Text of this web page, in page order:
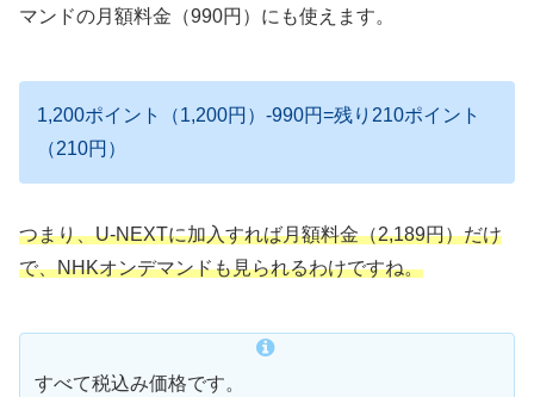
マンドの月額料金（990円）にも使えます。
1,200ポイント（1,200円）-990円=残り210ポイント
（210円）
つまり、U-NEXTに加入すれば月額料金（2,189円）だけ
で、NHKオンデマンドも見られるわけですね。
すべて税込み価格です。